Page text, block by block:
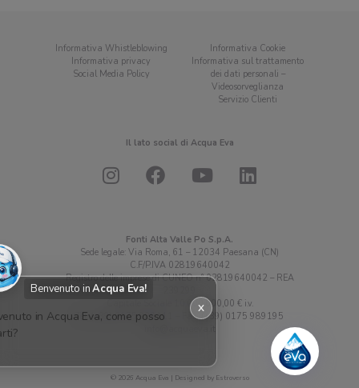
Informativa Whistleblowing
Informativa privacy
Social Media Policy
Informativa Cookie
Informativa sul trattamento
dei dati personali –
Videosorveglianza
Servizio Clienti
Il lato social di Acqua Eva
Fonti Alta Valle Po S.p.A.
Sede legale: Via Roma, 61 – 12034 Paesana (CN)
C.F/P.IVA 02819640042
Registro delle imprese di CUNEO n° 02819640042 – REA
Capitale Sociale 10.000.000,00 € i.v.
Tel. (+39) 0175 989111 – Fax. (+39) 0175 989195
© 2026 Acqua Eva | Designed by Estroverso
X
Benvenuto inAcqua Eva!
in Acqua Eva, come posso